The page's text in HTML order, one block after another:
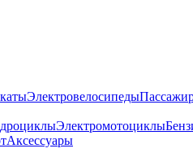
Электровелосипеды
Электромотоциклы
Аксессуары